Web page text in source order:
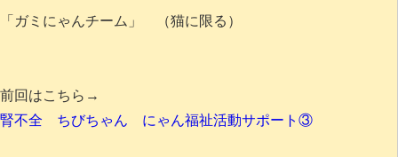
「ガミにゃんチーム」 （猫に限る）
前回はこちら→
腎不全 ちびちゃん にゃん福祉活動サポート③